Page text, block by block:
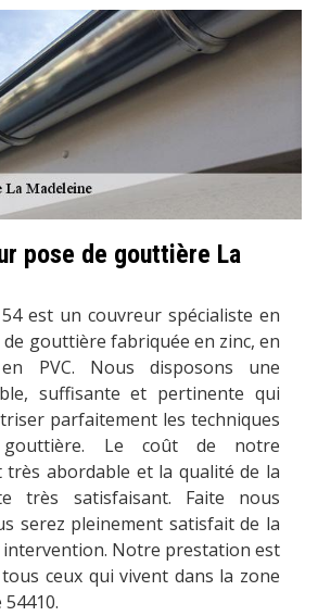
pose de gouttière La
est un couvreur spécialiste en
gouttière fabriquée en zinc, en
PVC. Nous disposons une
suffisante et pertinente qui
parfaitement les techniques
Le coût de notre
abordable et la qualité de la
très satisfaisant. Faite nous
serez pleinement satisfait de la
Notre prestation est
ceux qui vivent dans la zone